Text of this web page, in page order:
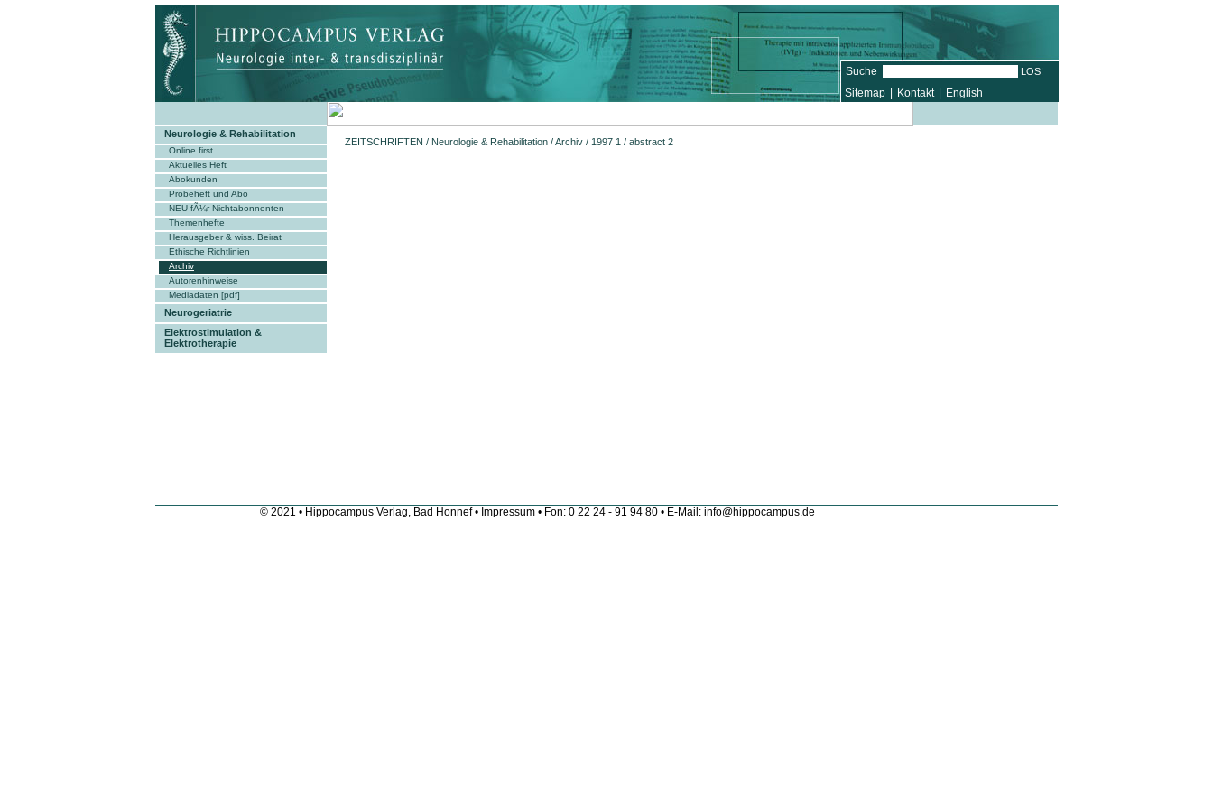
Suche
Sitemap
Kontakt English
Neurologie & Rehabilitation
Online first
Aktuelles Heft
Abokunden
Probeheft und Abo
NEU fÃ¼r Nichtabonnenten
Themenhefte
Herausgeber & wiss. Beirat
Ethische Richtlinien
Archiv
Autorenhinweise
Mediadaten [pdf]
Neurogeriatrie
Elektrostimulation &
Elektrotherapie
ZEITSCHRIFTEN / Neurologie & Rehabilitation /Archiv / 1997 1 / abstract 2
© 2021 • Hippocampus Verlag, Bad Honnef • Impressum • Fon: 0 22 24 - 91 94 80 • E-Mail: info@hippocampus.de